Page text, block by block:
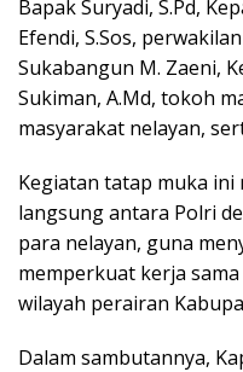
Bapak Suryadi, S.Pd,
Efendi, S.Sos,
Sukabangun M. Zaeni,
Sukiman, A.Md, tokoh
masyarakat nelayan,
Kegiatan tatap muka ini
langsung antara Polri
para nelayan, guna
memperkuat kerja
wilayah perairan
Dalam sambutannya,